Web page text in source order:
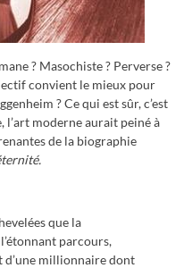
? Masochiste ? Perverse ?
convient le mieux pour
? Ce qui est sûr, c’est
l’art moderne aurait peiné à
de la biographie
que la
parcours,
millionnaire dont